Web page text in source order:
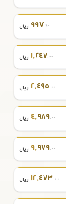
٩٩٧.٩٠ ريال
١,٢٤٧.٠٠ ريال
٢,٤٩٥.٠٠ ريال
٤,٩٨٩.٠٠ ريال
٩,٩٧٩.٠٠ ريال
١٢,٤٧٣.٠٠ ريال